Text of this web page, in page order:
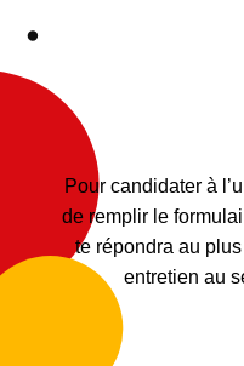
Candidature
Pour candidater à
de remplir le
te répondra au
entretien au